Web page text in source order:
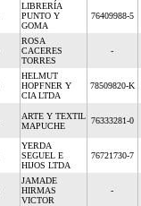
LIBRERÍA
PUNTO Y
GOMA
76409988-5
ROSA
CACERES
TORRES
-
HELMUT
HOPFNER Y
CIA LTDA
78509820-K
ARTE Y TEXTIL
MAPUCHE
76333281-0
YERDA
SEGUEL E
HIJOS LTDA
76721730-7
JAMADE
HIRMAS
VICTOR
-